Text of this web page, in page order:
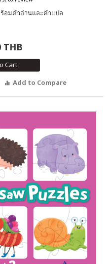
อมคำอ่านและคำแปล
THB
Cart
Add to Compare